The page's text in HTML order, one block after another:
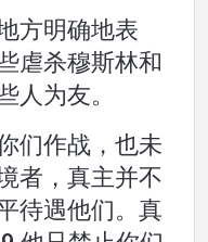
方明确地表
虐杀穆斯林和
人为友。
们作战，也未
者，真主并不
待遇他们。真